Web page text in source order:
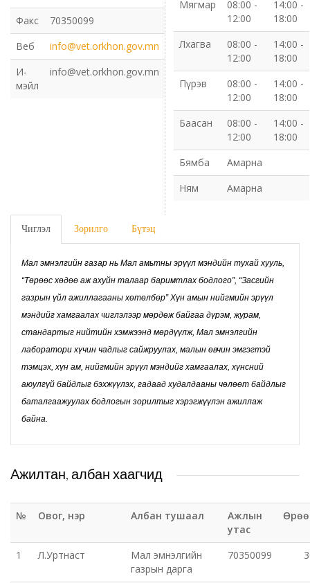
Газрын харилцаа барилга хот байгуулалтын газар
Нийгмийн даатгалын газар
Орон нутгийн Өмчийн газар
Орхон аймаг дахь Гаалийн газар
Орхон аймгийн Байгаль орчны газар
Санхүүгийн хяналт, дотоод аудитын газар
Статистикийн хэлтэс
Татварын газар
Улсын бүртгэлийн хэлтэс
Ус цаг уур, орчны шинжилгээний төв
Хүүхэд, гэр бүлийн хөгжил, хамгааллын газар
Хөдөлмөр, халамжийн үйлчилгээний газар
Цагдаагийн газар
Шүүх шинжилгээний хэлтэс
Факс
70350099
Веб
info@vet.orkhon.gov.mn
И-
мэйл
info@vet.orkhon.gov.mn
Мягмар
08:00 -
12:00
14:00 -
18:00
Лхагва
08:00 -
12:00
14:00 -
18:00
Пүрэв
08:00 -
12:00
14:00 -
18:00
Баасан
08:00 -
12:00
14:00 -
18:00
Бямба
Амарна
Ням
Амарна
Чиглэл Зорилго Бүтэц
Мал эмнэлгийн газар нь Мал амьтны эрүүл мэндийн тухай хууль,
“Төрөөс хөдөө аж ахуйн талаар баримтлах бодлого”, “Засгийн
газрын үйл ажиллагааны хөтөлбөр” Хүн амын нийгмийн эрүүл
мэндийг хамгаалах чиглэлээр мөрдөж байгаа дүрэм, журам,
стандартыг нийтийн хэмжээнд мөрдүүлж, Мал эмнэлгийн
лаборатори хүчин чадлыг сайжруулах, малын өвчин эмгэгтэй
тэмцэх, хүн ам, нийгмийн эрүүл мэндийг хамгаалах, хүнсний
аюулгүй байдлыг бэхжүүлэх, гадаад худалдааны чөлөөт байдлыг
баталгаажуулах бодлогын зорилтыг хэрэгжүүлэн ажиллаж
байна.
Ажилтан, албан хаагчид
№ Овог, нэр Албан тушаал
Ажлын
утас
1 Л.Уртнаст
Мал эмнэлгийн
газрын дарга
70350099